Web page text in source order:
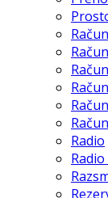
Radio